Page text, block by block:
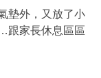
墊外，又放了小
跟家長休息區區